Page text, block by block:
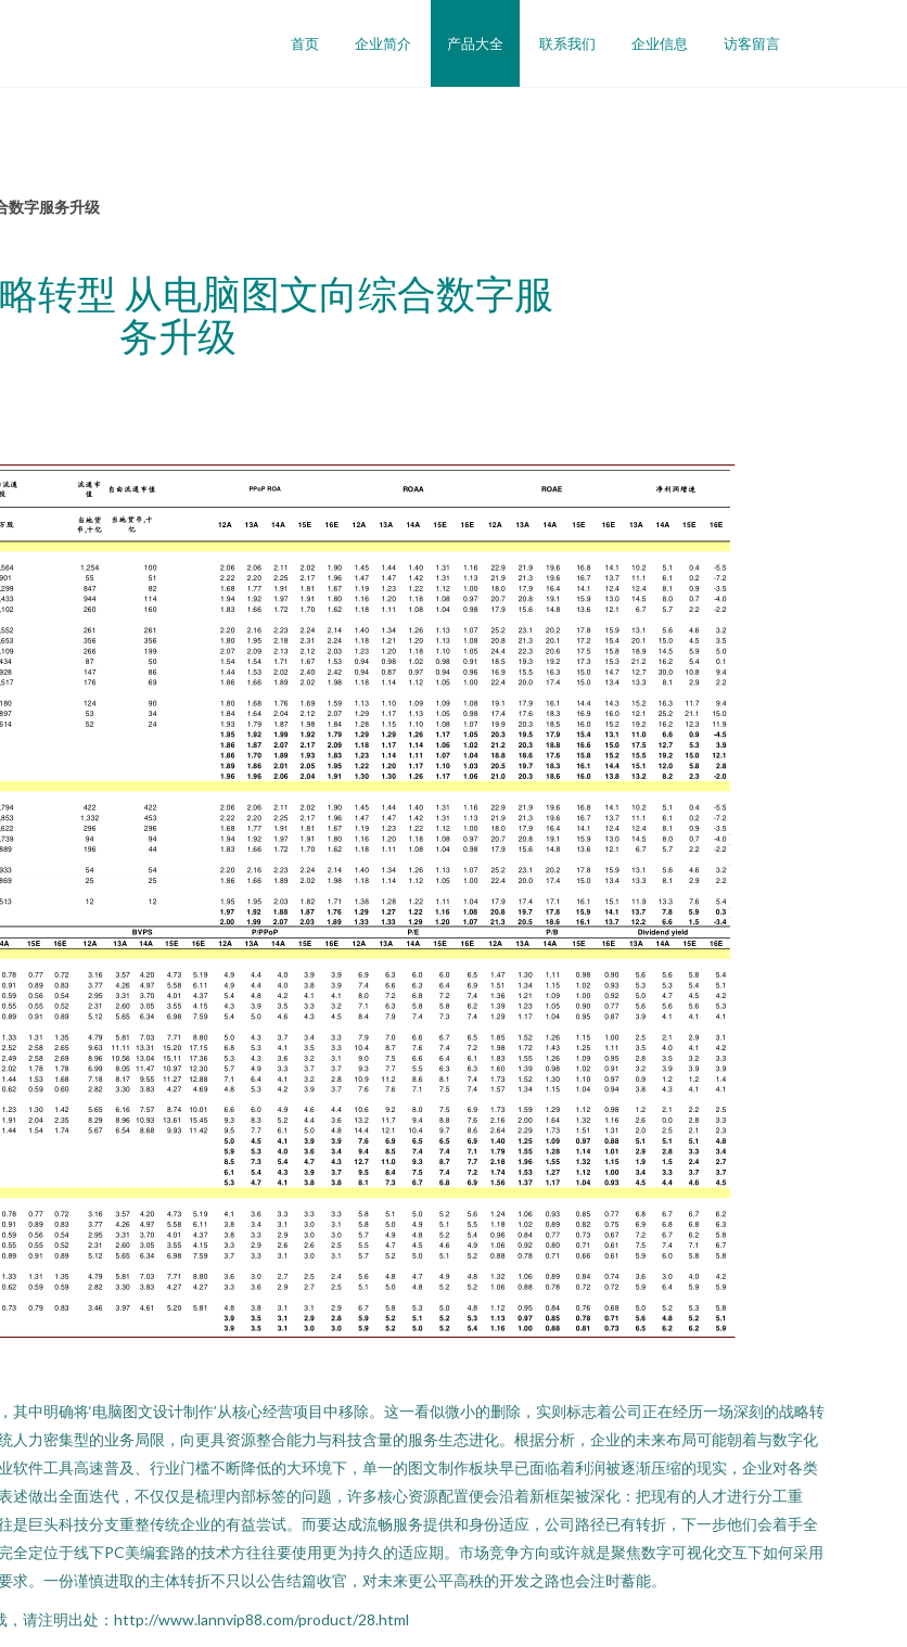
首页 企业简介 产品大全 联系我们 企业信息 访客留言
数字服务升级
转型 从电脑图文向综合数字服
务升级
中明确将‘电脑图文设计制作’从核心经营项目中移除。这一看似微小的删除，实则标志着公司正在经历一场深刻的战略转
力密集型的业务局限，向更具资源整合能力与科技含量的服务生态进化。根据分析，企业的未来布局可能朝着与数字化
件工具高速普及、行业门槛不断降低的大环境下，单一的图文制作板块早已面临着利润被逐渐压缩的现实，企业对各类
做出全面迭代，不仅仅是梳理内部标签的问题，许多核心资源配置便会沿着新框架被深化：把现有的人才进行分工重
巨头科技分支重整传统企业的有益尝试。而要达成流畅服务提供和身份适应，公司路径已有转折，下一步他们会着手全
定位于线下PC美编套路的技术方往往要使用更为持久的适应期。市场竞争方向或许就是聚焦数字可视化交互下如何采用
。一份谨慎进取的主体转折不只以公告结篇收官，对未来更公平高秩的开发之路也会注时蓄能。
，请注明出处：http://www.lannvip88.com/product/28.html